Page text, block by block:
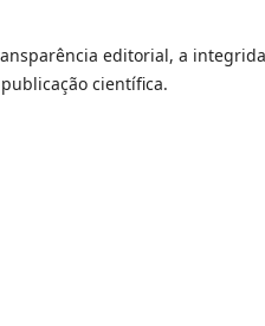
editorial, a
científica.